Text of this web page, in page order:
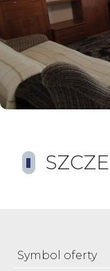
Symbol oferty